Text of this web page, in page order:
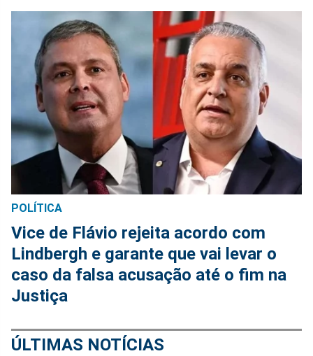
POLÍTICA
Vice de Flávio rejeita acordo com
Lindbergh e garante que vai levar o
caso da falsa acusação até o fim na
Justiça
ÚLTIMAS NOTÍCIAS